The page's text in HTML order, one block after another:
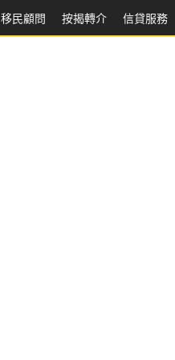
移民顧問 按揭轉介 信貸服務